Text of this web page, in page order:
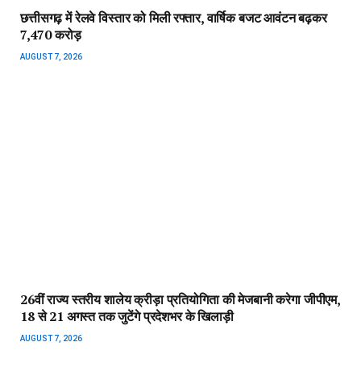
छत्तीसगढ़ में रेलवे विस्तार को मिली रफ्तार, वार्षिक बजट आवंटन बढ़कर
₹7,470 करोड़
AUGUST 7, 2026
26वीं राज्य स्तरीय शालेय क्रीड़ा प्रतियोगिता की मेजबानी करेगा जीपीएम,
18 से 21 अगस्त तक जुटेंगे प्रदेशभर के खिलाड़ी
AUGUST 7, 2026